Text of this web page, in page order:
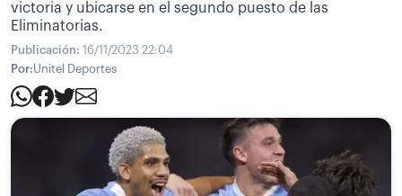
victoria y ubicarse en el segundo puesto de las
Eliminatorias.
Publicación: 16/11/2023 22:04
Por:Unitel Deportes